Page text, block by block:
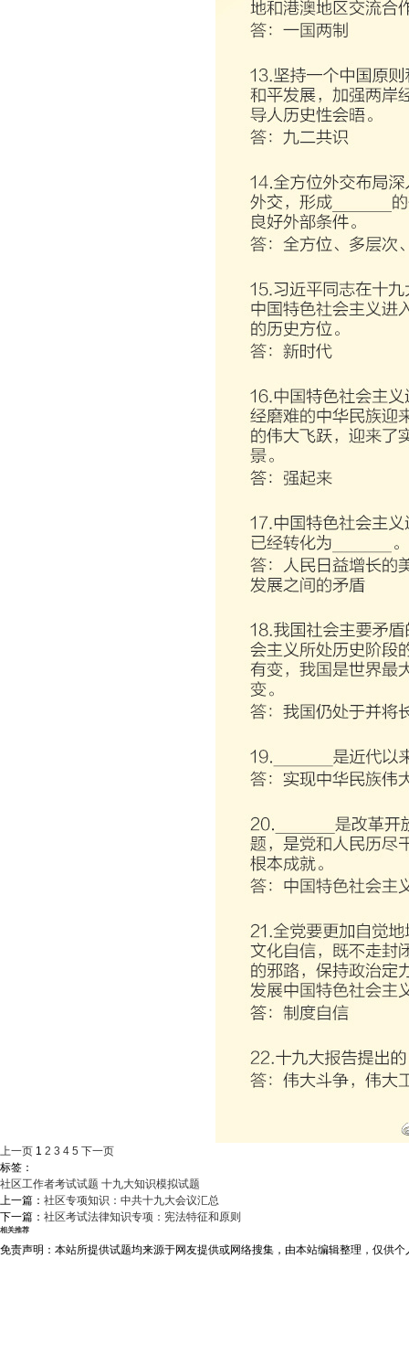
上一页 1 2 3 4 5 下一页
标签：
社区工作者考试试题 十九大知识模拟试题
上一篇： 社区专项知识：中共十九大会议汇总
下一篇： 社区考试法律知识专项：宪法特征和原则
相关推荐
免责声明：本站所提供试题均来源于网友提供或网络搜集，由本站编辑整理，仅供